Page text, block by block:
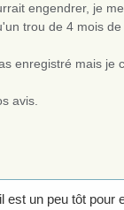
engendrer, je
trou de 4 mois
enregistré mais je
avis.
est un peu tôt